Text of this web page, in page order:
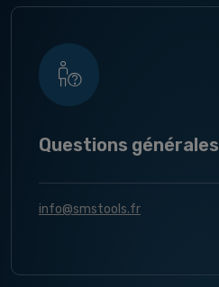
Questions générales
info@smstools.fr